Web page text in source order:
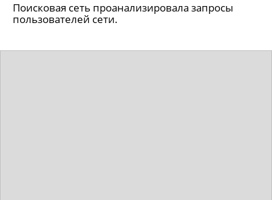
Поисковая сеть проанализировала запросы
пользователей сети.